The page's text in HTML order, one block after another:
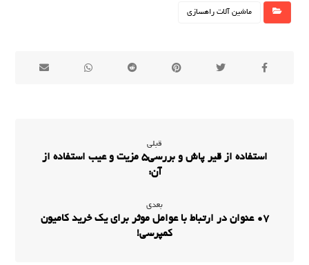
ماشین آلات راهسازی
قبلی
استفاده از قیر پاش و بررسی5 مزیت و عیب استفاده از
آن:
بعدی
07 عنوان در ارتباط با عوامل موثر برای یک خرید کامیون
کمپرسی!